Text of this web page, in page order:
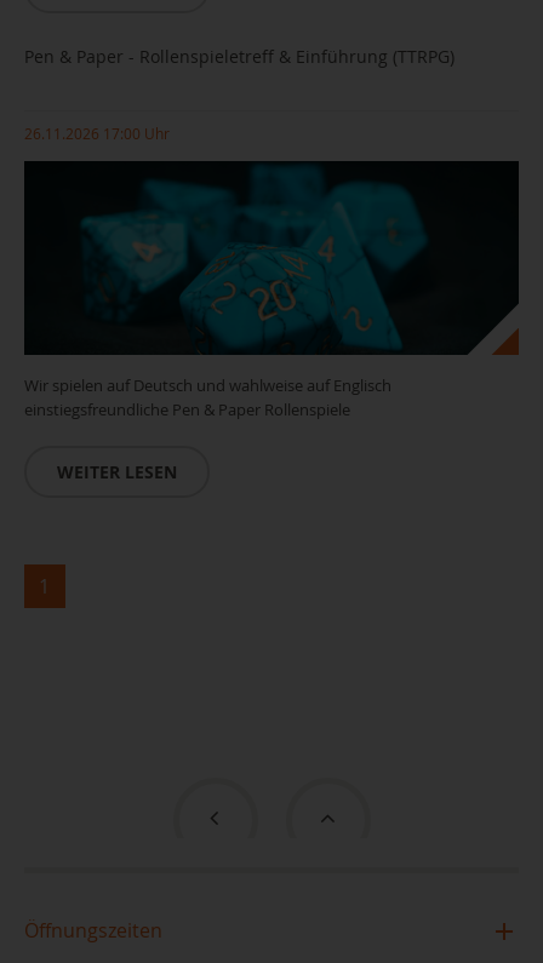
Pen & Paper - Rollenspieletreff & Einführung (TTRPG)
26.11.2026 17:00 Uhr
Wir spielen auf Deutsch und wahlweise auf Englisch
einstiegsfreundliche Pen & Paper Rollenspiele
WEITER LESEN
1
Öffnungszeiten